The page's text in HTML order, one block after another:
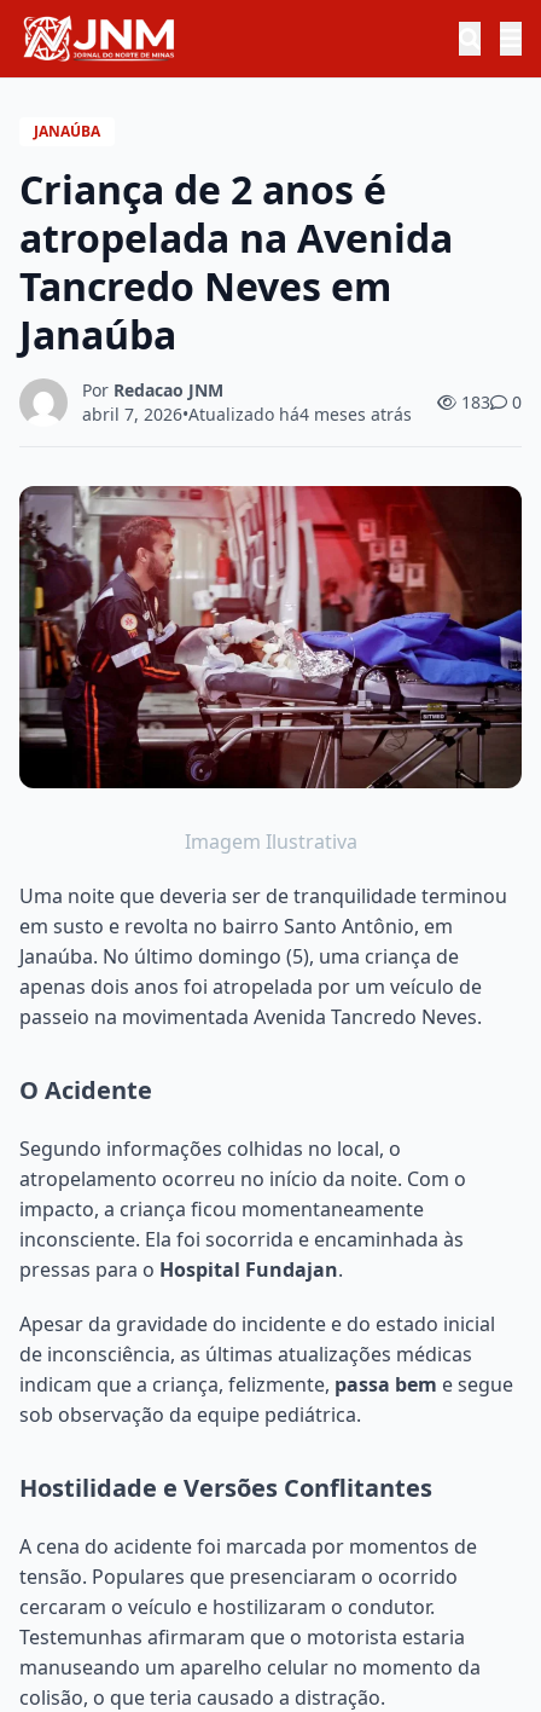
JANAÚBA
Criança de 2 anos é
atropelada na Avenida
Tancredo Neves em
Janaúba
Por Redacao JNM
abril 7, 2026•Atualizado há4 meses atrás
183 0
Imagem Ilustrativa
Uma noite que deveria ser de tranquilidade terminou
em susto e revolta no bairro Santo Antônio, em
Janaúba. No último domingo (5), uma criança de
apenas dois anos foi atropelada por um veículo de
passeio na movimentada Avenida Tancredo Neves.
O Acidente
Segundo informações colhidas no local, o
atropelamento ocorreu no início da noite. Com o
impacto, a criança ficou momentaneamente
inconsciente. Ela foi socorrida e encaminhada às
pressas para o Hospital Fundajan.
Apesar da gravidade do incidente e do estado inicial
de inconsciência, as últimas atualizações médicas
indicam que a criança, felizmente, passa bem e segue
sob observação da equipe pediátrica.
Hostilidade e Versões Conflitantes
A cena do acidente foi marcada por momentos de
tensão. Populares que presenciaram o ocorrido
cercaram o veículo e hostilizaram o condutor.
Testemunhas afirmaram que o motorista estaria
manuseando um aparelho celular no momento da
colisão, o que teria causado a distração.